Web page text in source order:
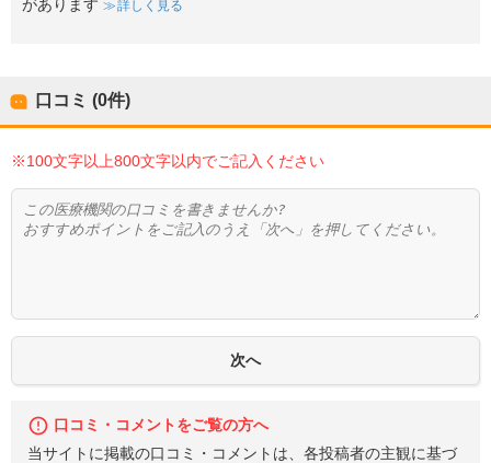
があります
詳しく見る
口コミ (0件)
※100文字以上800文字以内でご記入ください
口コミ・コメントをご覧の方へ
当サイトに掲載の口コミ・コメントは、各投稿者の主観に基づ